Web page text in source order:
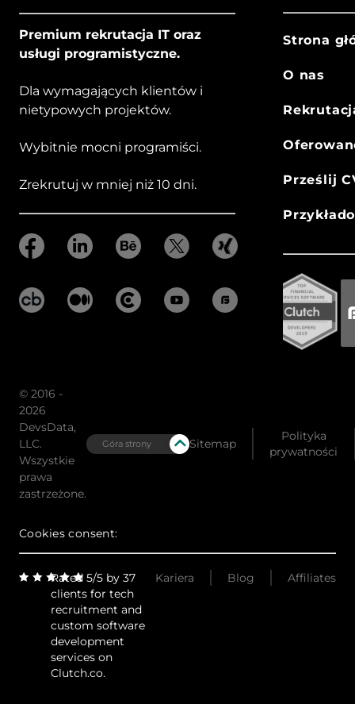
Premium rekrutacja IT oraz
usługi programistyczne.
Dla wymagających klientów i
nietypowych projektów.
Wybitnie mocni programiści.
Zrekrutuj w mniej niż 10 dni.
Strona
O nas
Prześlij
© 2016 -
2026
DevsData,
LLC.
Wszystkie
prawa
zastrzeżone.
Góra strony Sitemap
Polityka
prywatności
Cookies consent:
Rated 5/5 by 37
clients for tech
recruitment and
custom software
development
services on
Clutch.co.
Kariera Blog Affiliates